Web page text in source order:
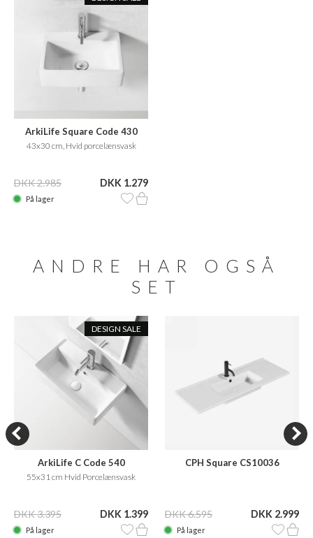
ArkiLife Square Code 430
43x30 cm, Hvid porcelænsvask
DKK 2.985 DKK 1.279
På lager
ANDRE HAR OGSÅ
SET
DESIGN SALE
ArkiLife C Code 540
55x31 cm Hvid Porcelænsvask
DKK 3.395 DKK 1.399
På lager
CPH Square CS10036
DKK 6.595 DKK 2.999
På lager